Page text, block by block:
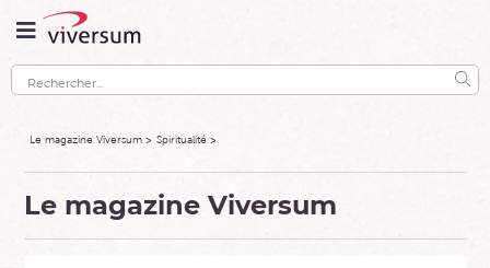
Le magazine Viversum Spiritualité
Le magazine Viversum